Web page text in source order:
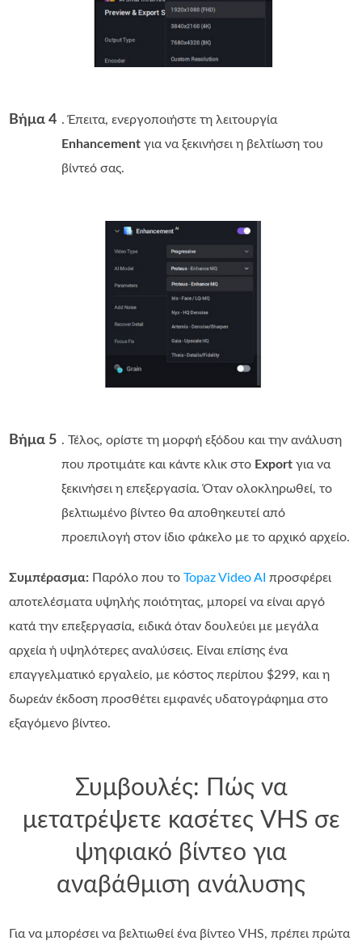
Βήμα 4 . Έπειτα, ενεργοποιήστε τη λειτουργία
Enhancement για να ξεκινήσει η βελτίωση του
βίντεό σας.
Βήμα 5 . Τέλος, ορίστε τη μορφή εξόδου και την ανάλυση
που προτιμάτε και κάντε κλικ στο Export για να
ξεκινήσει η επεξεργασία. Όταν ολοκληρωθεί, το
βελτιωμένο βίντεο θα αποθηκευτεί από
προεπιλογή στον ίδιο φάκελο με το αρχικό αρχείο.
Συμπέρασμα: Παρόλο που τοTopaz Video AI προσφέρει
αποτελέσματα υψηλής ποιότητας, μπορεί να είναι αργό
κατά την επεξεργασία, ειδικά όταν δουλεύει με μεγάλα
αρχεία ή υψηλότερες αναλύσεις. Είναι επίσης ένα
επαγγελματικό εργαλείο, με κόστος περίπου $299, και η
δωρεάν έκδοση προσθέτει εμφανές υδατογράφημα στο
εξαγόμενο βίντεο.
Συμβουλές: Πώς να
μετατρέψετε κασέτες VHS σε
ψηφιακό βίντεο για
αναβάθμιση ανάλυσης
Για να μπορέσει να βελτιωθεί ένα βίντεο VHS, πρέπει πρώτα